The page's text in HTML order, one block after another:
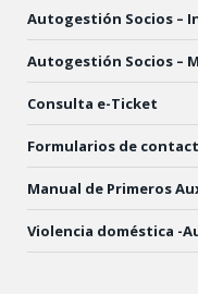
Autogestión Socios –
Autogestión Socios –
Consulta e-Ticket
Formularios de
Manual de Primeros
Violencia doméstica -